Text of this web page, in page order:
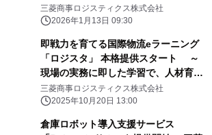
てみよう！」提供開始
三菱商事ロジスティクス株式会社
2026年1月13日 09:30
即戦力を育てる国際物流eラーニング
「ロジスタ」 本格提供スタート ～
現場の実務に即した学習で、人材育成
の属人化・非効率を解消 ～
三菱商事ロジスティクス株式会社
2025年10月20日 13:00
倉庫ロボット導入支援サービス